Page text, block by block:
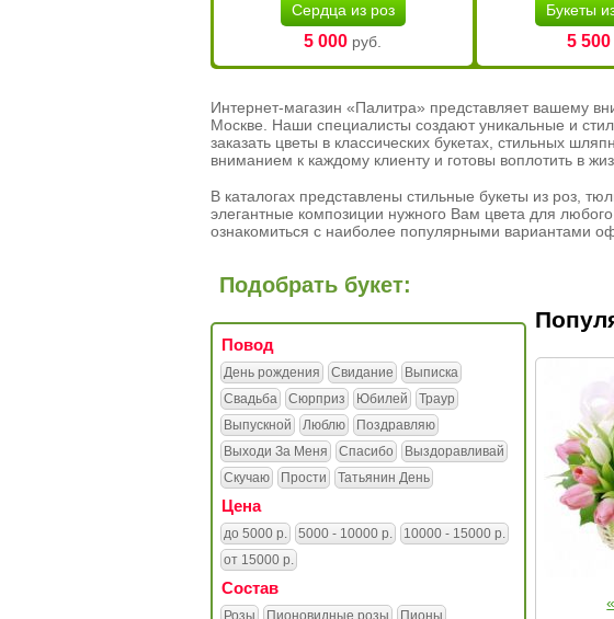
Сердца из роз
5 000 руб.
Букеты
5 500
Интернет-магазин «Палитра» представляет вашему
Москве. Наши специалисты создают уникальные и
заказать цветы в классических букетах, стильных
вниманием к каждому клиенту и готовы воплотить в
В каталогах представлены стильные букеты из роз,
элегантные композиции нужного Вам цвета для
ознакомиться с наиболее популярными вариантами
Подобрать букет:
Повод
День рождения Свидание
Выписка
Свадьба
Сюрприз Юбилей
Траур
Выпускной
Люблю
Поздравляю
Выходи За Меня
Спасибо
Выздоравливай
Скучаю
Прости Татьянин День
Цена
до 5000 р. 5000 - 10000 р.
10000 - 15000 р.
от 15000 р.
Состав
Розы Пионовидные розы
Пионы